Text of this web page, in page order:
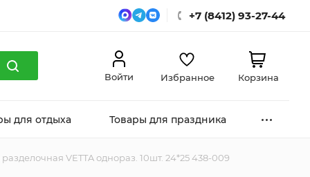
+7 (8412) 93-27-44
Войти
Избранное Корзина
для отдыха Товары для праздника
VETTA однораз. 10шт. 24*25 438-009